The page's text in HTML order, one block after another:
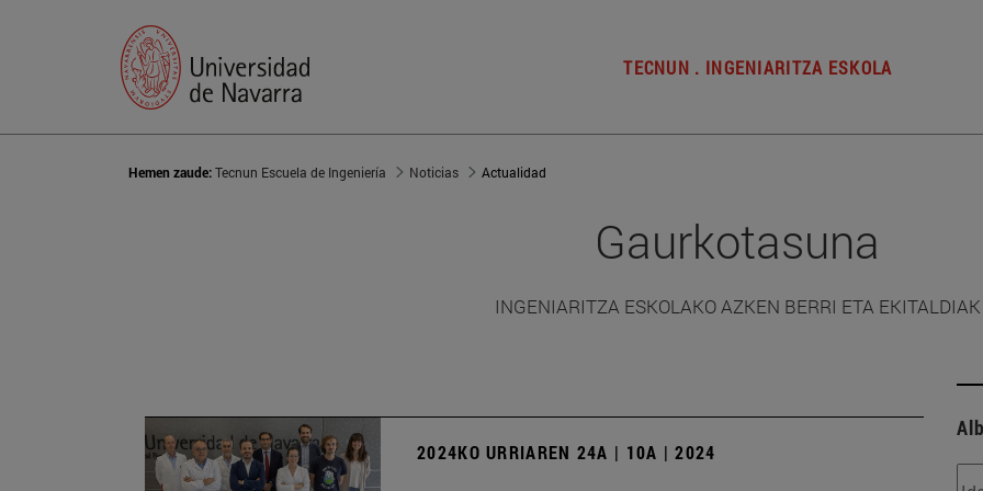
TECNUN . INGENIARITZA ESKOLA
Hemen zaude:Tecnun Escuela de Ingeniería Noticias Actualidad
Gaurkotasuna
INGENIARITZA ESKOLAKO AZKEN BERRI ETA EKITALDIAK
2024KO URRIAREN 24A | 10A | 2024